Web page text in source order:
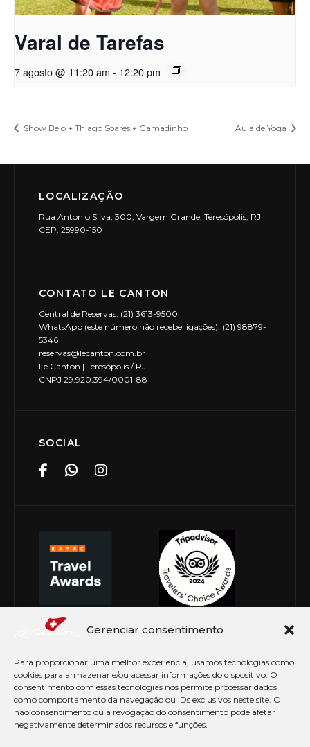
Gerenciar consentimento
Para proporcionar uma melhor experiência, usamos tecnologias como
cookies para armazenar e/ou acessar informações do dispositivo. O
consentimento com essas tecnologias nos permite processar dados
como comportamento da navegação ou IDs exclusivos neste site. O
não consentimento ou a revogação do consentimento pode afetar
negativamente determinados recursos e funções.
Varal de Tarefas
7 agosto @ 11:20 am - 12:20 pm
Show Belo + Thiago Soares + Gamadinho Aula de Yoga
LOCALIZAÇÃO
Rua Antonio Silva, 300, Vargem Grande, Teresópolis, RJ
CEP: 25990-150
CONTATO LE CANTON
Central de Reservas: (21) 3613-9500
WhatsApp (este número não recebe ligações): (21) 98879-
5346
reservas@lecanton.com.br
Le Canton | Teresópolis / RJ
CNPJ 29.920.394/0001-88
SOCIAL
© Copyright 2026 Le Canton. Todos os direitos